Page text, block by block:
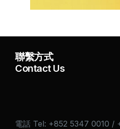
聯繫方式
Contact Us
電話 Tel: +852 5347 0010 /